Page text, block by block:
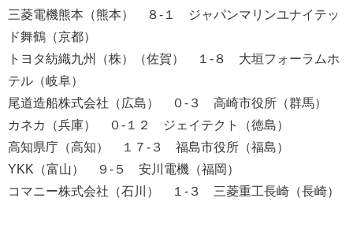
三菱電機熊本（熊本） ８-１ ジャパンマリンユナイテッ
ド舞鶴（京都）
トヨタ紡織九州（株）（佐賀） １-８ 大垣フォーラムホ
テル（岐阜）
尾道造船株式会社（広島） ０-３ 高崎市役所（群馬）
カネカ（兵庫） ０-１２ ジェイテクト（徳島）
高知県庁（高知） １７-３ 福島市役所（福島）
YKK（富山） ９-５ 安川電機（福岡）
コマニー株式会社（石川） １-３ 三菱重工長崎（長崎）